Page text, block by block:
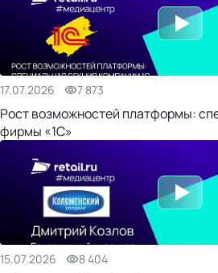
17.07.2026 7 873
Рост возможностей платформы:
фирмы «1С»
15.07.2026 8 404